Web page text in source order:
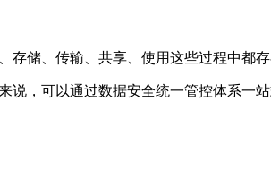
储、传输、共享、使用这些过程中都存
，可以通过数据安全统一管控体系一站